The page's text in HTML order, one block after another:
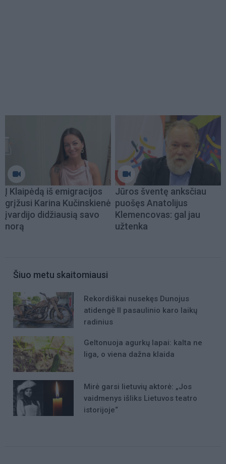
Į Klaipėdą iš emigracijos
grįžusi Karina Kučinskienė
įvardijo didžiausią savo
norą
Jūros šventę anksčiau
puošęs Anatolijus
Klemencovas: gal jau
užtenka
Šiuo metu skaitomiausi
Rekordiškai nusekęs Dunojus
atidengė II pasaulinio karo laikų
radinius
Geltonuoja agurkų lapai: kalta ne
liga, o viena dažna klaida
Mirė garsi lietuvių aktorė: „Jos
vaidmenys išliks Lietuvos teatro
istorijoje“